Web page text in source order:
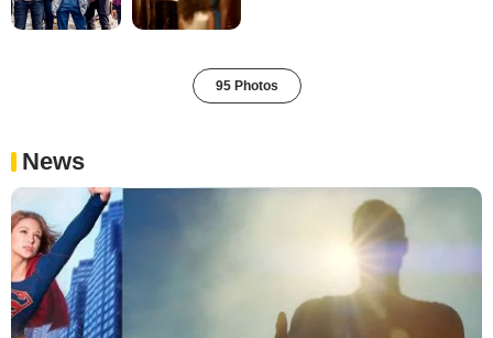
95 Photos
News